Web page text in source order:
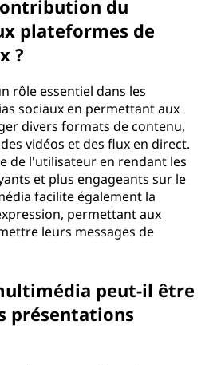
du
plateformes de
?
rôle essentiel dans les
sociaux en permettant aux
divers formats de contenu,
vidéos et des flux en direct.
de l'utilisateur en rendant les
et plus engageants sur le
facilite également la
permettant aux
leurs messages de
peut-il être
présentations